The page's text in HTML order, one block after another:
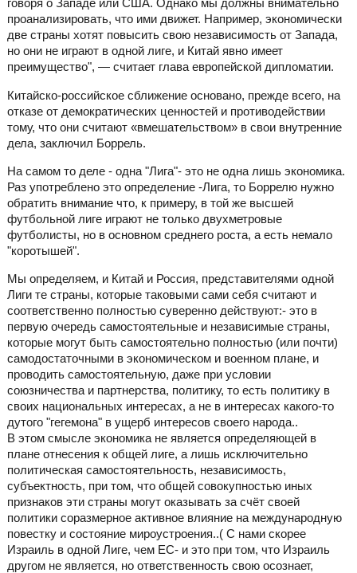
говоря о Западе или США. Однако мы должны внимательно
проанализировать, что ими движет. Например, экономически
две страны хотят повысить свою независимость от Запада,
но они не играют в одной лиге, и Китай явно имеет
преимущество", — считает глава европейской дипломатии.
Китайско-российское сближение основано, прежде всего, на
отказе от демократических ценностей и противодействии
тому, что они считают «вмешательством» в свои внутренние
дела, заключил Боррель.
На самом то деле - одна "Лига"- это не одна лишь экономика.
Раз употреблено это определение -Лига, то Боррелю нужно
обратить внимание что, к примеру, в той же высшей
футбольной лиге играют не только двухметровые
футболисты, но в основном среднего роста, а есть немало
"коротышей".
Мы определяем, и Китай и Россия, представителями одной
Лиги те страны, которые таковыми сами себя считают и
соответственно полностью суверенно действуют:- это в
первую очередь самостоятельные и независимые страны,
которые могут быть самостоятельно полностью (или почти)
самодостаточными в экономическом и военном плане, и
проводить самостоятельную, даже при условии
союзничества и партнерства, политику, то есть политику в
своих национальных интересах, а не в интересах какого-то
дутого "гегемона" в ущерб интересов своего народа..
В этом смысле экономика не является определяющей в
плане отнесения к общей лиге, а лишь исключительно
политическая самостоятельность, независимость,
субъектность, при том, что общей совокупностью иных
признаков эти страны могут оказывать за счёт своей
политики соразмерное активное влияние на международную
повестку и состояние мироустроения..( С нами скорее
Израиль в одной Лиге, чем ЕС- и это при том, что Израиль
другом не является, но ответственность свою осознает,